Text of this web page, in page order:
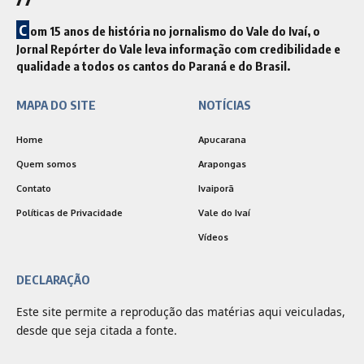
C om 15 anos de história no jornalismo do Vale do Ivaí, o
Jornal Repórter do Vale leva informação com credibilidade e
qualidade a todos os cantos do Paraná e do Brasil.
MAPA DO SITE
Home
Quem somos
Contato
Políticas de Privacidade
NOTÍCIAS
Apucarana
Arapongas
Ivaiporã
Vale do Ivaí
Vídeos
DECLARAÇÃO
Este site permite a reprodução das matérias aqui veiculadas,
desde que seja citada a fonte.